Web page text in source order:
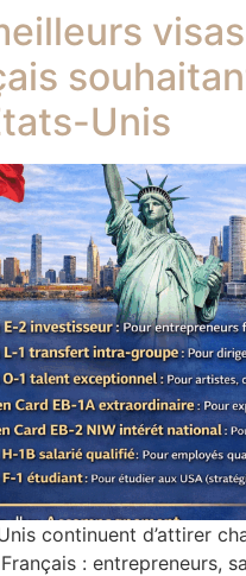
Unis
continuent d’attirer
: entrepreneurs,